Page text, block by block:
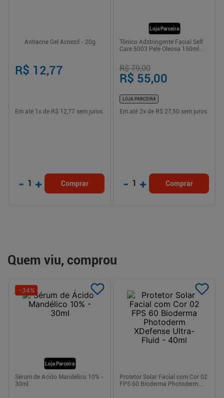
Antiacne Gel Acnezil - 20g
R$ 12,77
Em até 1 x de R$ 12,77 sem juros
- 1 + Comprar
Loja Parceira
Tônico Adstringente Facial Self
Care 5003 Pele Oleosa 150ml
R$ 79,00
R$ 55,00
LOJA PARCEIRA
Em até 2x de R$ 27,50 sem juros
- 1 + Comprar
Quem viu, comprou
Loja Parceira
-34%
Sérum de Ácido Mandélico 10% -
30ml
Protetor Solar Facial com Cor 02
FPS 60 Bioderma Photoderm